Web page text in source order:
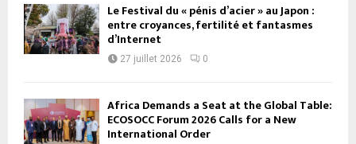
Le Festival du « pénis d’acier » au Japon :
entre croyances, fertilité et fantasmes
d’Internet
27 juillet 2026 0
Africa Demands a Seat at the Global Table:
ECOSOCC Forum 2026 Calls for a New
International Order